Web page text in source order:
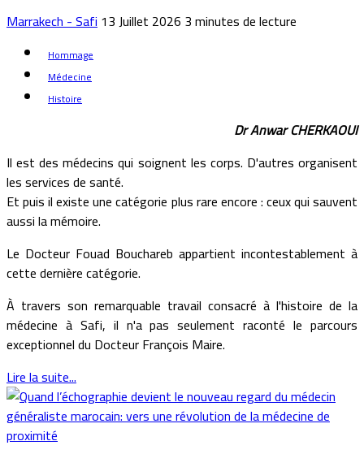
Marrakech - Safi13 Juillet 2026 3minutes de lecture
Hommage
Médecine
Histoire
Dr Anwar CHERKAOUI
Il est des médecins qui soignent les corps. D'autres organisent
les services de santé.
Et puis il existe une catégorie plus rare encore : ceux qui sauvent
aussi la mémoire.
Le Docteur Fouad Bouchareb appartient incontestablement à
cette dernière catégorie.
À travers son remarquable travail consacré à l'histoire de la
médecine à Safi, il n'a pas seulement raconté le parcours
exceptionnel du Docteur François Maire.
Lire la suite...